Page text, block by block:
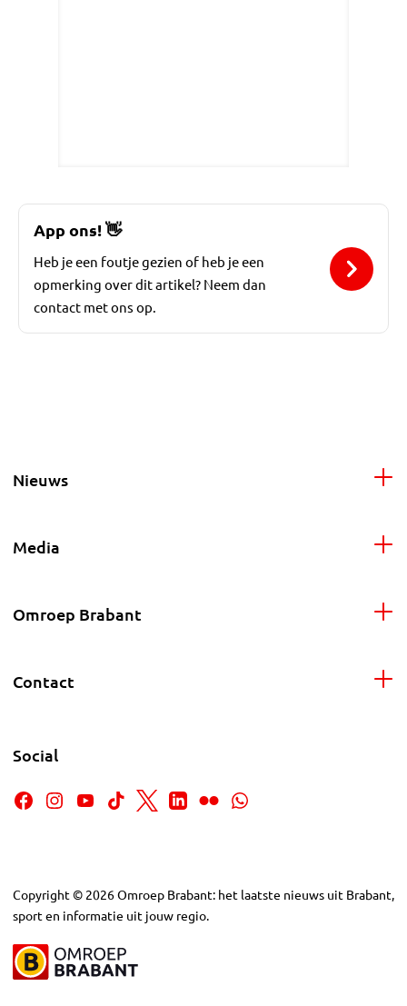
App ons!👋
Heb je een foutje gezien of heb je een
opmerking over dit artikel? Neem dan
contact met ons op.
Nieuws
Media
Omroep Brabant
Contact
Social
Copyright © 2026Omroep Brabant: het laatste nieuws uit Brabant,
sport en informatie uit jouw regio.